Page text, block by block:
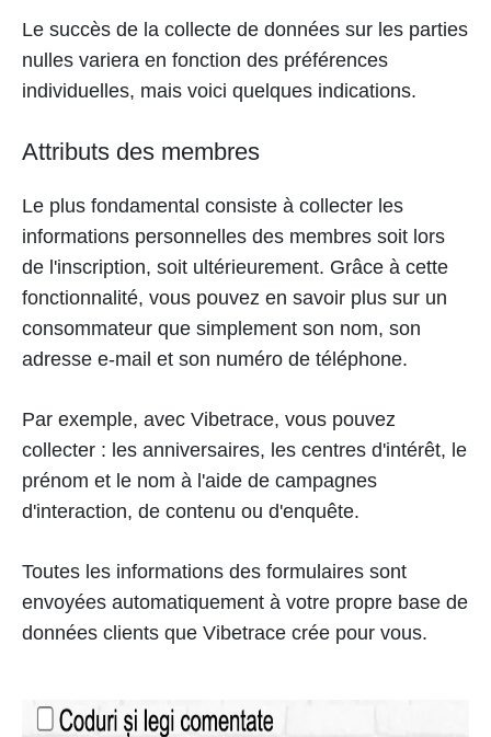
Le succès de la collecte de données sur les parties
nulles variera en fonction des préférences
individuelles, mais voici quelques indications.
Attributs des membres
Le plus fondamental consiste à collecter les
informations personnelles des membres soit lors
de l'inscription, soit ultérieurement. Grâce à cette
fonctionnalité, vous pouvez en savoir plus sur un
consommateur que simplement son nom, son
adresse e-mail et son numéro de téléphone.
Par exemple, avec Vibetrace, vous pouvez
collecter : les anniversaires, les centres d'intérêt, le
prénom et le nom à l'aide de campagnes
d'interaction, de contenu ou d'enquête.
Toutes les informations des formulaires sont
envoyées automatiquement à votre propre base de
données clients que Vibetrace crée pour vous.